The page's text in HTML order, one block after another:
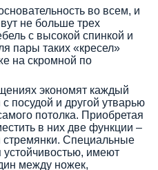
во всем, и
не больше трех
с высокой спинкой и
пары таких «кресел»
на скромной по
экономят каждый
посудой и другой утварью
потолка. Приобретая
в них две функции –
стремянки. Специальные
устойчивостью, имеют
между ножек,